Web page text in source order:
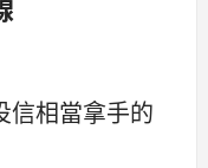
信相當拿手的